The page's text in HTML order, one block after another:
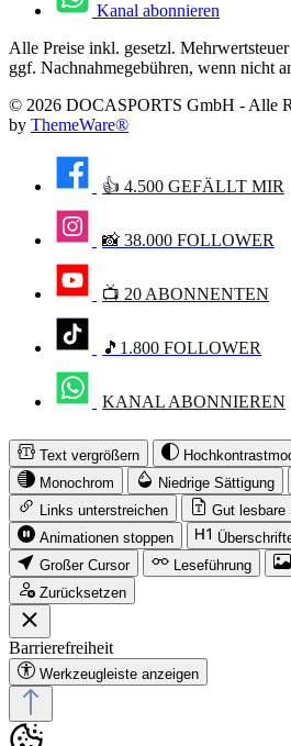
Kanal abonnieren
Alle Preise inkl. gesetzl.
ggf. Nachnahmegebühren, wenn nicht
© 2026 DOCASPORTS GmbH - Alle
by ThemeWare®
👍 4.500 GEFÄLLT MIR
📸 38.000 FOLLOWER
📺 20 ABONNENTEN
🎵1.800 FOLLOWER
KANAL ABONNIEREN
Text vergrößern
Monochrom
Niedrige Sättigung
Links unterstreichen
Gut lesbare
Animationen stoppen
Großer Cursor
Leseführung
Zurücksetzen
Barrierefreiheit
Werkzeugleiste anzeigen